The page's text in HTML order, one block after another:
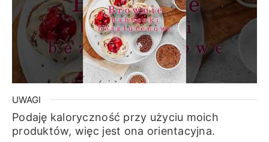
UWAGI
Podaję kaloryczność przy użyciu moich
produktów, więc jest ona orientacyjna.